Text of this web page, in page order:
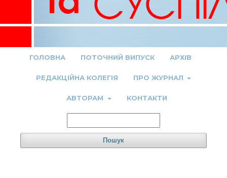
ГОЛОВНА ПОТОЧНИЙ ВИПУСК АРХІВ
РЕДАКЦІЙНА КОЛЕГІЯ ПРО ЖУРНАЛ
АВТОРАМ КОНТАКТИ
Пошук